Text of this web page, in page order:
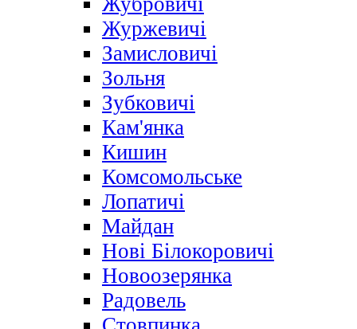
Журжевичі
Замисловичі
Зольня
Зубковичі
Кам'янка
Кишин
Комсомольське
Лопатичі
Майдан
Нові Білокоровичі
Новоозерянка
Радовель